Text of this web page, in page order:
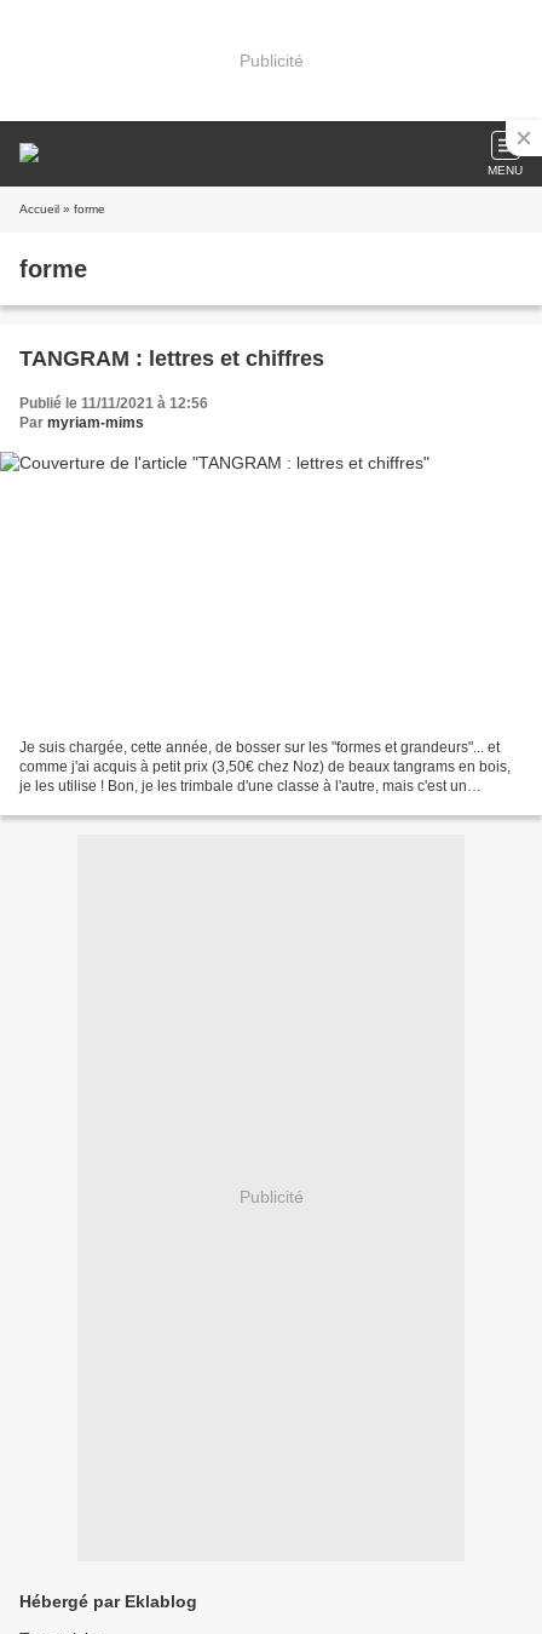
Publicité
MENU
Accueil » forme
forme
TANGRAM : lettres et chiffres
Publié le 11/11/2021 à 12:56
Par myriam-mims
Je suis chargée, cette année, de bosser sur les "formes et grandeurs"... et
comme j'ai acquis à petit prix (3,50€ chez Noz) de beaux tangrams en bois,
je les utilise ! Bon, je les trimbale d'une classe à l'autre, mais c'est un
Publicité
Hébergé par Eklablog